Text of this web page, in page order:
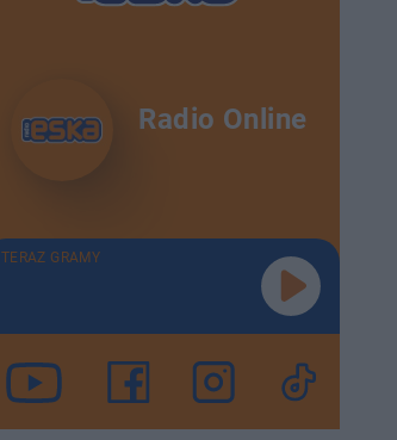
Radio Online
TERAZ GRAMY